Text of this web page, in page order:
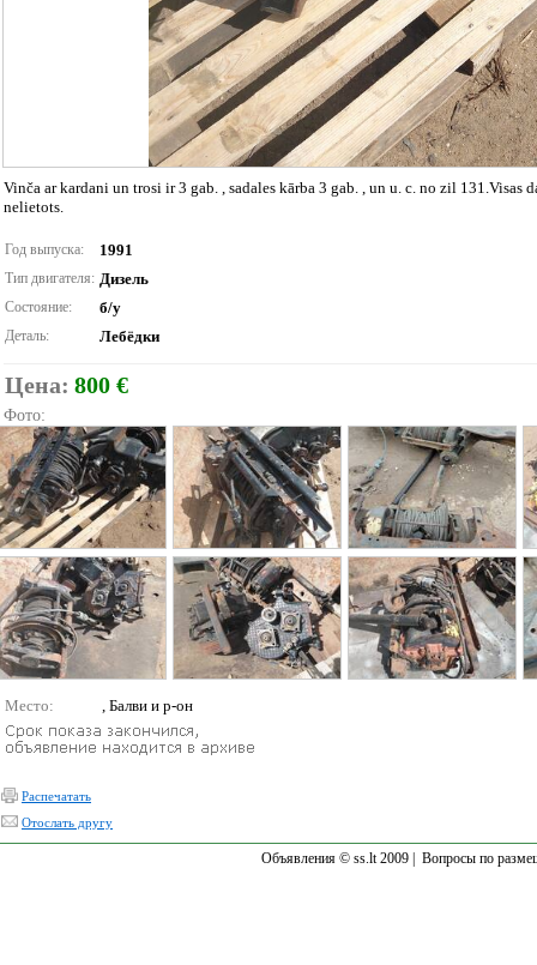
Vinča ar kardani un trosi ir 3 gab. , sadales kārba 3 gab. , un u. c. no zil 131.Visas
nelietots.
Год выпуска: 1991
Тип двигателя: Дизель
Состояние: б/у
Деталь: Лебёдки
Цена: 800 €
Фото:
Место: , Балви и р-он
Распечатать
Отослать другу
Объявления © ss.lt 2009 | Вопросы по